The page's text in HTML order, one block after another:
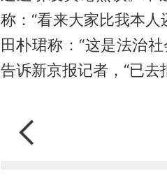
称：“看来大家比我本
田朴珺称：“这是法治
告诉新京报记者，“已